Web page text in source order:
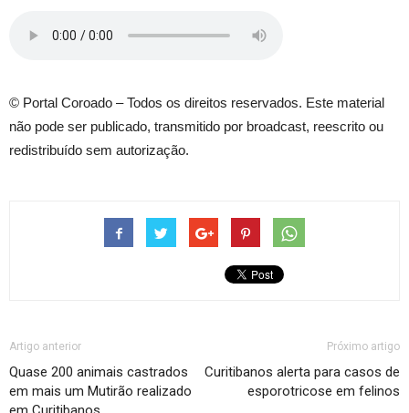
© Portal Coroado – Todos os direitos reservados. Este material
não pode ser publicado, transmitido por broadcast, reescrito ou
redistribuído sem autorização.
Artigo anterior
Quase 200 animais castrados
em mais um Mutirão realizado
Próximo artigo
Curitibanos alerta para casos de
esporotricose em felinos